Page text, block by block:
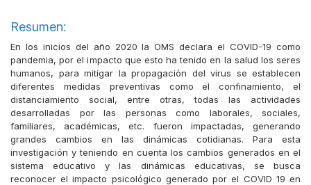
Resumen:
En los inicios del año 2020 la OMS declara el COVID-19 como
pandemia, por el impacto que esto ha tenido en la salud los seres
humanos, para mitigar la propagación del virus se establecen
diferentes medidas preventivas como el confinamiento, el
distanciamiento social, entre otras, todas las actividades
desarrolladas por las personas como laborales, sociales,
familiares, académicas, etc. fueron impactadas, generando
grandes cambios en las dinámicas cotidianas. Para esta
investigación y teniendo en cuenta los cambios generados en el
sistema educativo y las dinámicas educativas, se busca
reconocer el impacto psicológico generado por el COVID 19 en